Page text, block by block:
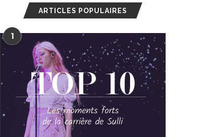
ARTICLES POPULAIRES
1